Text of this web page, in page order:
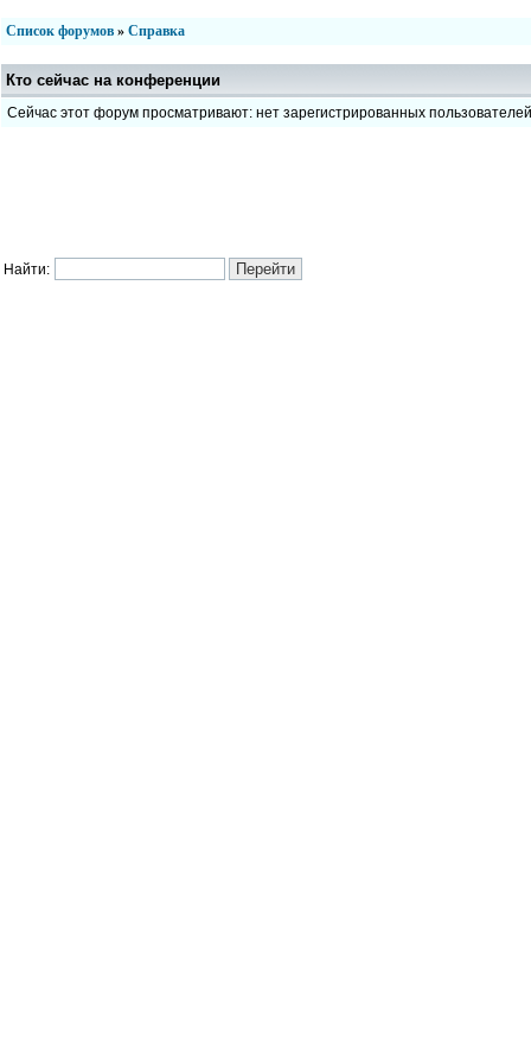
Список форумов » Справка
Кто сейчас на конференции
Сейчас этот форум просматривают: нет зарегистрированных пользователей
Найти: